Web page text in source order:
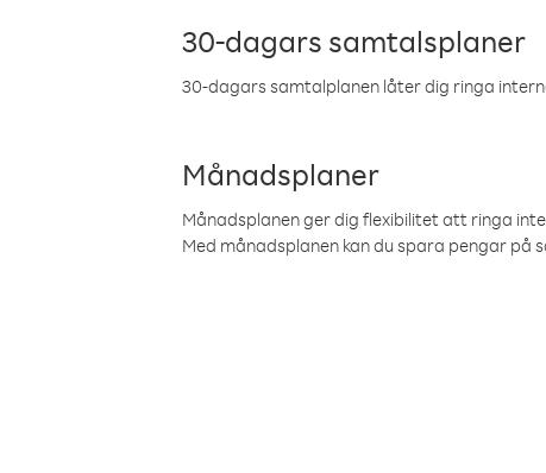
30-dagars samtalsplaner
30-dagars samtalplanen låter dig ringa
Månadsplaner
Månadsplanen ger dig flexibilitet att ringa
Med månadsplanen kan du spara pengar på